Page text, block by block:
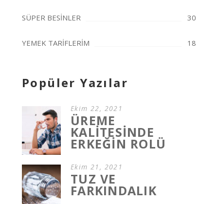
SÜPER BESİNLER 30
YEMEK TARİFLERİM 18
Popüler Yazılar
Ekim 22, 2021
ÜREME
KALİTESİNDE
ERKEĞİN ROLÜ
Ekim 21, 2021
TUZ VE
FARKINDALIK